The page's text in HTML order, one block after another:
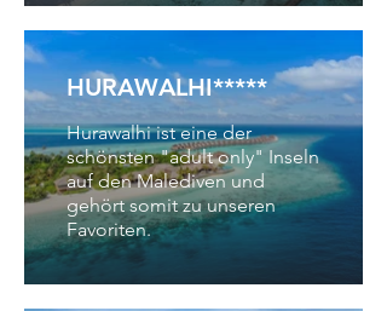
HURAWALHI*****
Hurawalhi ist eine der
schönsten "adult only" Inseln
auf den Malediven und
gehört somit zu unseren
Favoriten.
SIX SENSES
KANUHURA*****